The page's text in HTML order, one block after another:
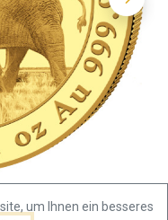
um Ihnen ein besseres